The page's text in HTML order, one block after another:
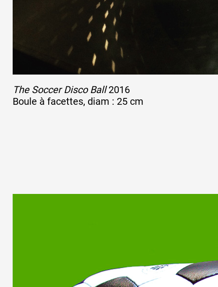
Formation
Événements
1% œuvres dans
public
De A à Z
The Soccer Disco Ball2016
Boule à facettes, diam : 25 cm